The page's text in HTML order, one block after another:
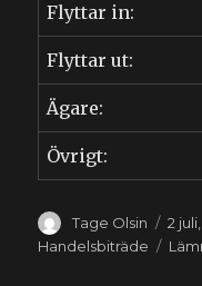
Flyttar in:
Flyttar ut:
Ägare:
Övrigt:
Författare
Tage Olsin
den
2
Handelsbiträde